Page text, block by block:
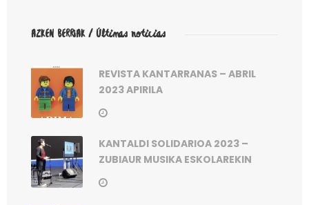
AZKEN BERRIAK / Últimas noticias
REVISTA KANTARRANAS – ABRIL
2023 APIRILA
KANTALDI SOLIDARIOA 2023 –
ZUBIAUR MUSIKA ESKOLAREKIN